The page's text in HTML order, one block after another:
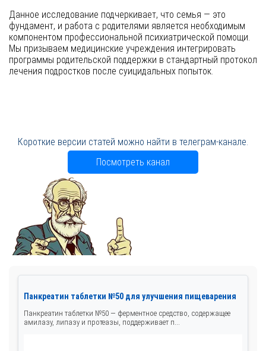
Данное исследование подчеркивает, что семья — это
фундамент, и работа с родителями является необходимым
компонентом профессиональной психиатрической помощи.
Мы призываем медицинские учреждения интегрировать
программы родительской поддержки в стандартный протокол
лечения подростков после суицидальных попыток.
Короткие версии статей можно найти в телеграм-канале.
Посмотреть канал
Панкреатин таблетки №50 для улучшения пищеварения
Панкреатин таблетки №50 — ферментное средство, содержащее
амилазу, липазу и протеазы, поддерживает п...